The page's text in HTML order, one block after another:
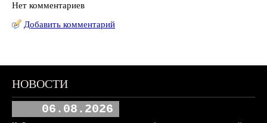
Нет комментариев
Добавить комментарий
НОВОСТИ
06.08.2026